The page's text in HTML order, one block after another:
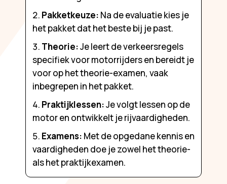
Pakketkeuze: Na de evaluatie kies je
het pakket dat het beste bij je past.
Theorie:Je leert de verkeersregels
specifiek voor motorrijders en bereidt je
voor op het theorie-examen, vaak
inbegrepen in het pakket.
Praktijklessen:Je volgt lessen op de
motor en ontwikkelt je rijvaardigheden.
Examens: Met de opgedane kennis en
vaardigheden doe je zowel het theorie-
als het praktijkexamen.